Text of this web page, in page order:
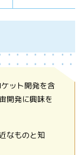
ット開発を含
開発に興味を
なものと知